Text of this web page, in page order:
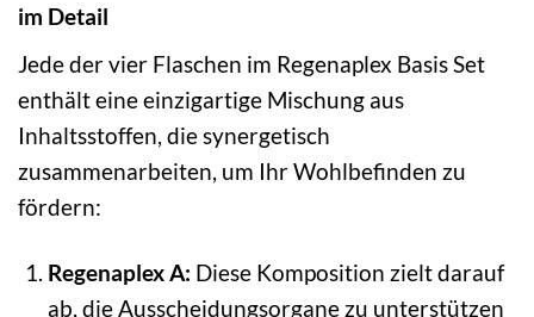
im Detail
Jede der vier Flaschen im Regenaplex Basis Set
enthält eine einzigartige Mischung aus
Inhaltsstoffen, die synergetisch
zusammenarbeiten, um Ihr Wohlbefinden zu
fördern:
Regenaplex A: Diese Komposition zielt darauf
ab, die Ausscheidungsorgane zu unterstützen